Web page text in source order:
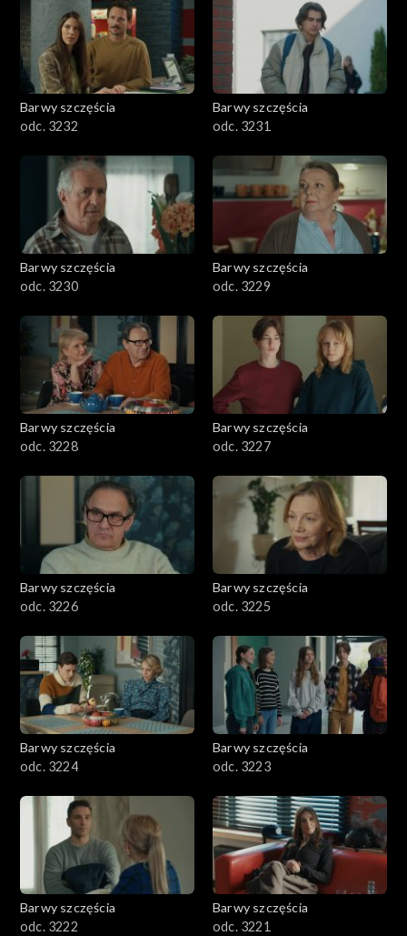
Barwy szczęścia
odc. 3232
Barwy szczęścia
odc. 3231
Barwy szczęścia
odc. 3230
Barwy szczęścia
odc. 3229
Barwy szczęścia
odc. 3228
Barwy szczęścia
odc. 3227
Barwy szczęścia
odc. 3226
Barwy szczęścia
odc. 3225
Barwy szczęścia
odc. 3224
Barwy szczęścia
odc. 3223
Barwy szczęścia
odc. 3222
Barwy szczęścia
odc. 3221